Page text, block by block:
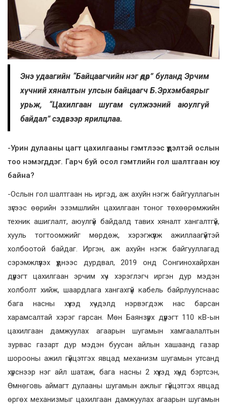
Энэ удаагийн “Байцаагчийн нэг өдөр” буланд Эрчим
хүчний хяналтын улсын байцаагч Б.Эрхэмбаярыг
урьж, “Цахилгаан шугам сүлжээний аюулгүй
байдал” сэдвээр ярилцлаа.
-Урин дулааны цагт цахилгааны гэмтлээс үүдэлтэй ослын
тоо нэмэгддэг. Гарч буй осол гэмтлийн гол шалтгаан юу
байна?
-Ослын гол шалтгаан нь иргэд, аж ахуйн нэгж байгууллагын
зүгээс өөрийн эзэмшлийн цахилгаан тоног төхөөрөмжийн
техник ашиглалт, аюулгүй байдалд тавих хяналт хангалтгүй,
хууль тогтоомжийг мөрдөж, хэрэгжүүлж ажиллаагүйтэй
холбоотой байдаг. Иргэн, аж ахуйн нэгж байгууллагад
сэрэмжлүүлэх үүднээс дурдвал, 2019 онд Сонгинохайрхан
дүүрэгт цахилгаан эрчим хүч хэрэглэгч иргэн дур мэдэн
холболт хийж, шаардлага хангахгүй кабель байрлуулснаас
бага насны хүүхэд хүчдэлд нэрвэгдэж нас барсан
харамсалтай хэрэг гарсан. Мөн Баянзүрх дүүрэгт 110 кВ-ын
цахилгаан дамжуулах агаарын шугамын хамгаалалтын
зурвас газарт дур мэдэн буусан айлын хашаанд газар
шорооны ажил гүйцэтгэх явцад механизм шугамын утсанд
хүрснээр нэг айл шатаж, бага насны 2 хүүхэд хүнд бэртсэн,
Өмнөговь аймагт дулааны шугамын ажлыг гүйцэтгэх явцад
өргөх механизмыг цахилгаан дамжуулах агаарын шугамын